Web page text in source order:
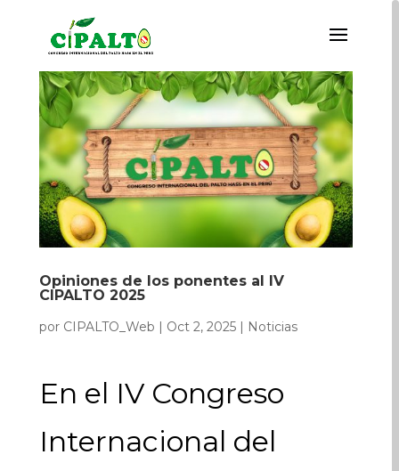
Opiniones de los ponentes al IV
CIPALTO 2025
por CIPALTO_Web | Oct 2, 2025 | Noticias
En el IV Congreso
Internacional del